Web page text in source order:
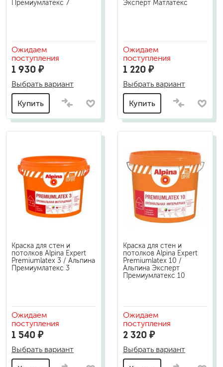
Премиумлатекс 7
Ожидаем
поступления
1 930 ₽
Выбрать вариант
Купить
Эксперт Матлатекс
Ожидаем
поступления
1 220 ₽
Выбрать вариант
Купить
Краска для стен и
потолков Alpina Expert
Premiumlatex 3 / Альпина
Премиумлатекс 3
Ожидаем
поступления
1 540 ₽
Выбрать вариант
Краска для стен и
потолков Alpina Expert
Premiumlatex 10 /
Альпина Эксперт
Премиумлатекс 10
Ожидаем
поступления
2 320 ₽
Выбрать вариант